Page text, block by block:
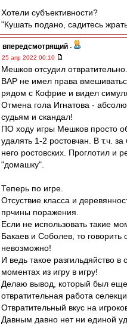
Хотели субъективности?
"Кушать подано, садитесь
впередсмотрящий -
25 апр 2022 00:10
Мешков отсудил отвратительно.
ВАР не имел права
рядом с Кофрие и видел
Отмена гола Игнатова -
судьям и скандал!
ПО ходу игры Мешков просто
удалять 1-2 ростовчан. В т.ч.
него ростовских. Проглотил и
"домашку".
Теперь по игре.
Отсуствие класса и
прчины поражения.
Если не использовать такие
Бакаев и Соболев, то говорить
невозможно!
И ведь такое разгильдяйство в
моментах из игру в игру!
Делаю вывод, который был
отвратительная работа
Отвратительный вкус на
Давным давно нет ни единой